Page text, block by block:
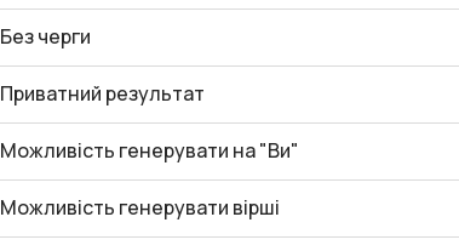
Без черги
Приватний результат
Можливість генерувати на "Ви"
Можливість генерувати вірші